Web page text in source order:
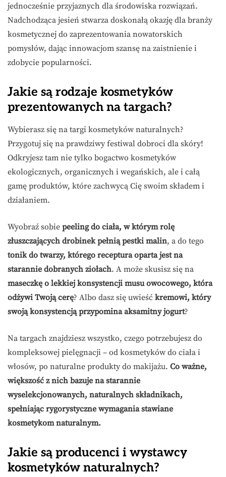
jednocześnie przyjaznych dla środowiska rozwiązań.
Nadchodząca jesień stwarza doskonałą okazję dla branży
kosmetycznej do zaprezentowania nowatorskich
pomysłów, dając innowacjom szansę na zaistnienie i
zdobycie popularności.
Jakie są rodzaje kosmetyków
prezentowanych na targach?
Wybierasz się na targi kosmetyków naturalnych?
Przygotuj się na prawdziwy festiwal dobroci dla skóry!
Odkryjesz tam nie tylko bogactwo kosmetyków
ekologicznych, organicznych i wegańskich, ale i całą
gamę produktów, które zachwycą Cię swoim składem i
działaniem.
Wyobraź sobie peeling do ciała, w którym rolę
złuszczających drobinek pełnią pestki malin, a do tego
tonik do twarzy, którego receptura oparta jest na
starannie dobranych ziołach. A może skusisz się na
maseczkę o lekkiej konsystencji musu owocowego, która
odżywi Twoją cerę? Albo dasz się uwieść kremowi, który
swoją konsystencją przypomina aksamitny jogurt?
Na targach znajdziesz wszystko, czego potrzebujesz do
kompleksowej pielęgnacji – od kosmetyków do ciała i
włosów, po naturalne produkty do makijażu. Co ważne,
większość z nich bazuje na starannie
wyselekcjonowanych, naturalnych składnikach,
spełniając rygorystyczne wymagania stawiane
kosmetykom naturalnym.
Jakie są producenci i wystawcy
kosmetyków naturalnych?